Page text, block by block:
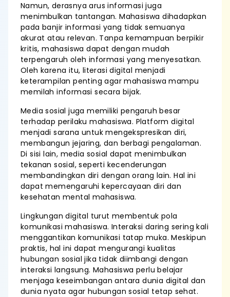
Namun, derasnya arus informasi juga
menimbulkan tantangan. Mahasiswa dihadapkan
pada banjir informasi yang tidak semuanya
akurat atau relevan. Tanpa kemampuan berpikir
kritis, mahasiswa dapat dengan mudah
terpengaruh oleh informasi yang menyesatkan.
Oleh karena itu, literasi digital menjadi
keterampilan penting agar mahasiswa mampu
memilah informasi secara bijak.
Media sosial juga memiliki pengaruh besar
terhadap perilaku mahasiswa. Platform digital
menjadi sarana untuk mengekspresikan diri,
membangun jejaring, dan berbagi pengalaman.
Di sisi lain, media sosial dapat menimbulkan
tekanan sosial, seperti kecenderungan
membandingkan diri dengan orang lain. Hal ini
dapat memengaruhi kepercayaan diri dan
kesehatan mental mahasiswa.
Lingkungan digital turut membentuk pola
komunikasi mahasiswa. Interaksi daring sering kali
menggantikan komunikasi tatap muka. Meskipun
praktis, hal ini dapat mengurangi kualitas
hubungan sosial jika tidak diimbangi dengan
interaksi langsung. Mahasiswa perlu belajar
menjaga keseimbangan antara dunia digital dan
dunia nyata agar hubungan sosial tetap sehat.